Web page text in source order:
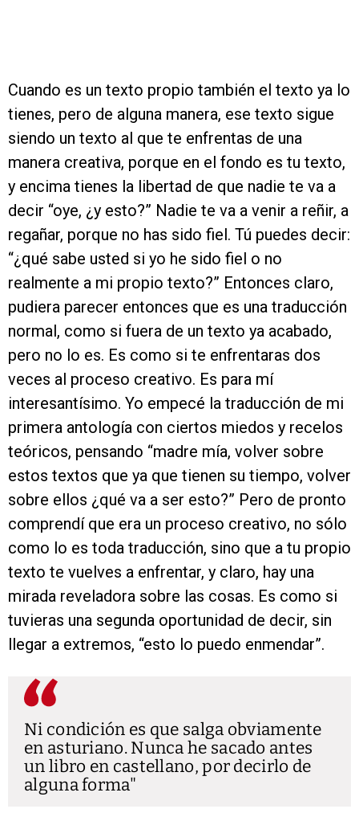
Cuando es un texto propio también el texto ya lo
tienes, pero de alguna manera, ese texto sigue
siendo un texto al que te enfrentas de una
manera creativa, porque en el fondo es tu texto,
y encima tienes la libertad de que nadie te va a
decir “oye, ¿y esto?” Nadie te va a venir a reñir, a
regañar, porque no has sido fiel. Tú puedes decir:
“¿qué sabe usted si yo he sido fiel o no
realmente a mi propio texto?” Entonces claro,
pudiera parecer entonces que es una traducción
normal, como si fuera de un texto ya acabado,
pero no lo es. Es como si te enfrentaras dos
veces al proceso creativo. Es para mí
interesantísimo. Yo empecé la traducción de mi
primera antología con ciertos miedos y recelos
teóricos, pensando “madre mía, volver sobre
estos textos que ya que tienen su tiempo, volver
sobre ellos ¿qué va a ser esto?” Pero de pronto
comprendí que era un proceso creativo, no sólo
como lo es toda traducción, sino que a tu propio
texto te vuelves a enfrentar, y claro, hay una
mirada reveladora sobre las cosas. Es como si
tuvieras una segunda oportunidad de decir, sin
llegar a extremos, “esto lo puedo enmendar”.
Ni condición es que salga obviamente
en asturiano. Nunca he sacado antes
un libro en castellano, por decirlo de
alguna forma